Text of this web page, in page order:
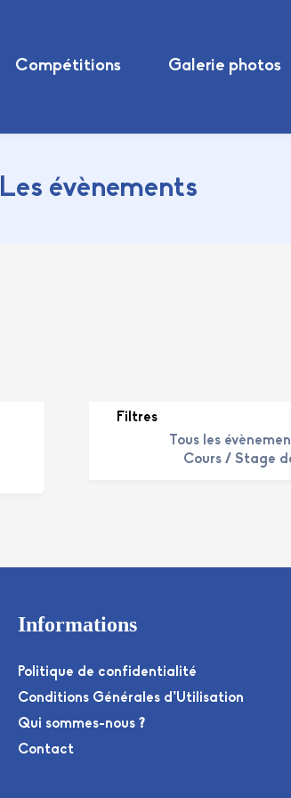
Compétitions Galerie photos
Les évènements
Filtres
Tous les
Cours / Stage
Informations
Politique de confidentialité
Conditions Générales d’Utilisation
Qui sommes-nous ?
Contact